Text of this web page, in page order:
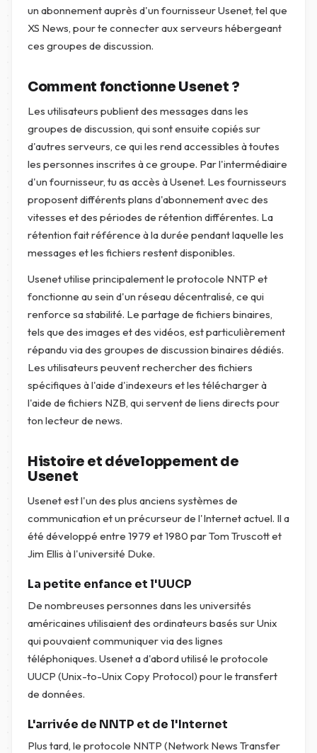
un abonnement auprès d'un fournisseur Usenet, tel que
XS News, pour te connecter aux serveurs hébergeant
ces groupes de discussion.
Comment fonctionne Usenet ?
Les utilisateurs publient des messages dans les
groupes de discussion, qui sont ensuite copiés sur
d'autres serveurs, ce qui les rend accessibles à toutes
les personnes inscrites à ce groupe. Par l'intermédiaire
d'un fournisseur, tu as accès à Usenet. Les fournisseurs
proposent différents plans d'abonnement avec des
vitesses et des périodes de rétention différentes. La
rétention fait référence à la durée pendant laquelle les
messages et les fichiers restent disponibles.
Usenet utilise principalement le protocole NNTP et
fonctionne au sein d'un réseau décentralisé, ce qui
renforce sa stabilité. Le partage de fichiers binaires,
tels que des images et des vidéos, est particulièrement
répandu via des groupes de discussion binaires dédiés.
Les utilisateurs peuvent rechercher des fichiers
spécifiques à l'aide d'indexeurs et les télécharger à
l'aide de fichiers NZB, qui servent de liens directs pour
ton lecteur de news.
Histoire et développement de
Usenet
Usenet est l'un des plus anciens systèmes de
communication et un précurseur de l'Internet actuel. Il a
été développé entre 1979 et 1980 par Tom Truscott et
Jim Ellis à l'université Duke.
La petite enfance et l'UUCP
De nombreuses personnes dans les universités
américaines utilisaient des ordinateurs basés sur Unix
qui pouvaient communiquer via des lignes
téléphoniques. Usenet a d'abord utilisé le protocole
UUCP (Unix-to-Unix Copy Protocol) pour le transfert
de données.
L'arrivée de NNTP et de l'Internet
Plus tard, le protocole NNTP (Network News Transfer